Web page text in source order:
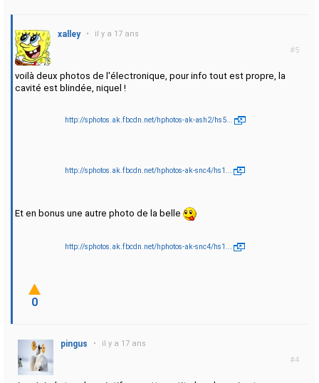
#5
xalley • il y a 17 ans
voilà deux photos de l'électronique, pour info tout est propre, la
cavité est blindée, niquel !
http://sphotos.ak.fbcdn.net/hphotos-ak-ash2/hs5...
http://sphotos.ak.fbcdn.net/hphotos-ak-snc4/hs1...
Et en bonus une autre photo de la belle
http://sphotos.ak.fbcdn.net/hphotos-ak-snc4/hs1...
0
#4
pingus • il y a 17 ans